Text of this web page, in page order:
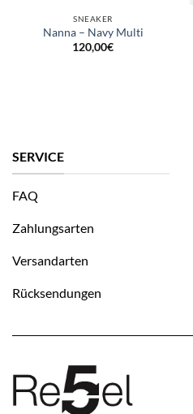
SNEAKER
Nanna – Navy Multi
120,00€
SERVICE
FAQ
Zahlungsarten
Versandarten
Rücksendungen